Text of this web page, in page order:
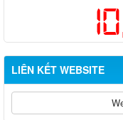
LIÊN KẾT WEBSITE